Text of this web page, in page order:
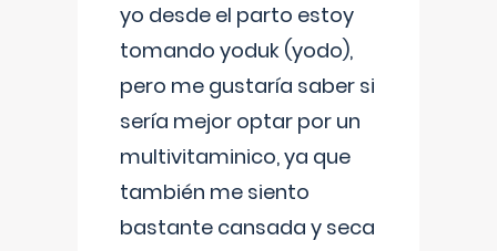
yo desde el parto estoy
tomando yoduk (yodo),
pero me gustaría saber si
sería mejor optar por un
multivitaminico, ya que
también me siento
bastante cansada y seca